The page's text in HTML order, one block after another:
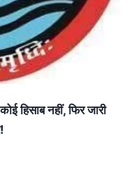
हिसाब नहीं, फिर जारी